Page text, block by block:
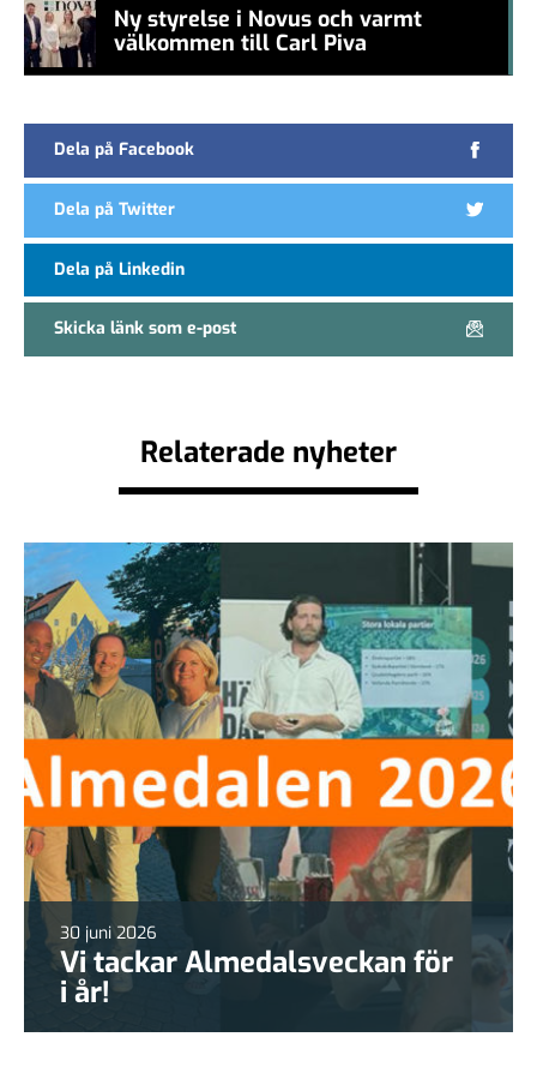
Ny styrelse i Novus och varmt
välkommen till Carl Piva
Dela på Facebook
Dela på Twitter
Dela på Linkedin
Skicka länk som e-post
Relaterade nyheter
30 juni 2026
Vi tackar Almedalsveckan för
i år!